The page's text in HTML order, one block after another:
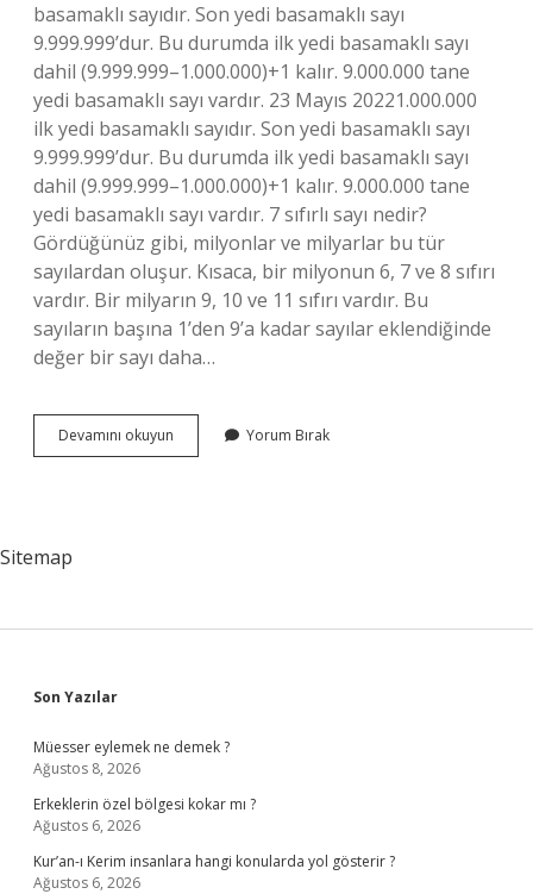
basamaklı sayıdır. Son yedi basamaklı sayı
9.999.999’dur. Bu durumda ilk yedi basamaklı sayı
dahil (9.999.999–1.000.000)+1 kalır. 9.000.000 tane
yedi basamaklı sayı vardır. 23 Mayıs 20221.000.000
ilk yedi basamaklı sayıdır. Son yedi basamaklı sayı
9.999.999’dur. Bu durumda ilk yedi basamaklı sayı
dahil (9.999.999–1.000.000)+1 kalır. 9.000.000 tane
yedi basamaklı sayı vardır. 7 sıfırlı sayı nedir?
Gördüğünüz gibi, milyonlar ve milyarlar bu tür
sayılardan oluşur. Kısaca, bir milyonun 6, 7 ve 8 sıfırı
vardır. Bir milyarın 9, 10 ve 11 sıfırı vardır. Bu
sayıların başına 1’den 9’a kadar sayılar eklendiğinde
değer bir sayı daha…
Devamını okuyun
Basamaklı
Yorum Bırak
Sitemap
Sidebar
Son Yazılar
Müesser eylemek ne demek ?
Ağustos 8, 2026
Erkeklerin özel bölgesi kokar mı ?
Ağustos 6, 2026
Kur’an-ı Kerim insanlara hangi konularda yol gösterir ?
Ağustos 6, 2026